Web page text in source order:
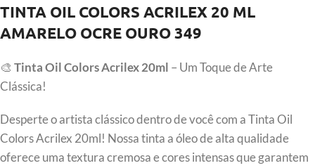
TINTA OIL COLORS ACRILEX 20 ML
AMARELO OCRE OURO 349
🎨 Tinta Oil Colors Acrilex 20ml – Um Toque de Arte
Clássica!
Desperte o artista clássico dentro de você com a Tinta Oil
Colors Acrilex 20ml! Nossa tinta a óleo de alta qualidade
oferece uma textura cremosa e cores intensas que garantem